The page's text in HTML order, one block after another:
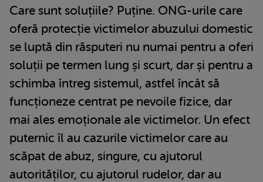
Care sunt soluțiile? Puține. ONG-urile care
oferă protecție victimelor abuzului domestic
se luptă din răsputeri nu numai pentru a oferi
soluții pe termen lung și scurt, dar și pentru a
schimba întreg sistemul, astfel încât să
funcționeze centrat pe nevoile fizice, dar
mai ales emoționale ale victimelor. Un efect
puternic îl au cazurile victimelor care au
scăpat de abuz, singure, cu ajutorul
autorităților, cu ajutorul rudelor, dar au